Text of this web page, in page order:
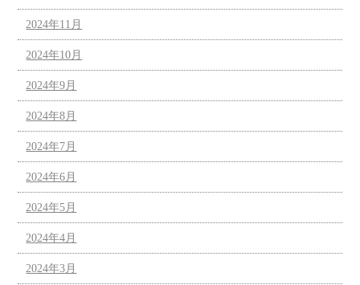
2024年11月
2024年10月
2024年9月
2024年8月
2024年7月
2024年6月
2024年5月
2024年4月
2024年3月